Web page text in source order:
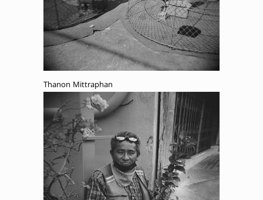
Thanon Mittraphan